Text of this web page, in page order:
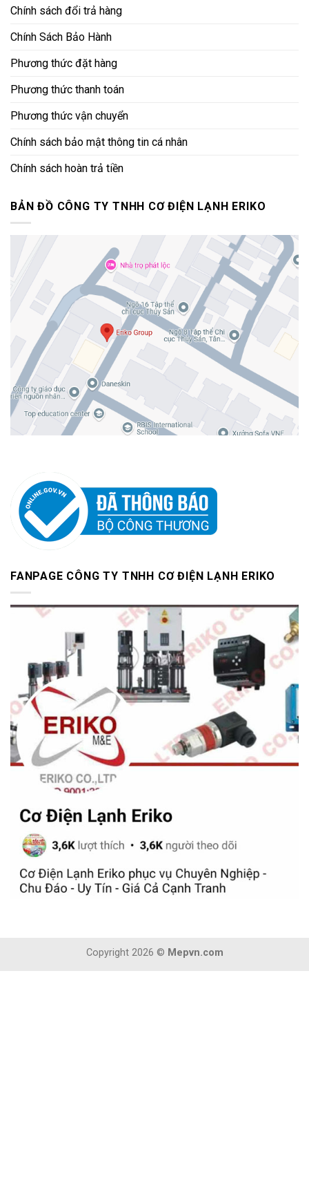
Chính sách đổi trả hàng
Chính Sách Bảo Hành
Phương thức đặt hàng
Phương thức thanh toán
Phương thức vận chuyển
Chính sách bảo mật thông tin cá nhân
Chính sách hoàn trả tiền
BẢN ĐỒ CÔNG TY TNHH CƠ ĐIỆN LẠNH ERIKO
FANPAGE CÔNG TY TNHH CƠ ĐIỆN LẠNH ERIKO
Copyright 2026 © Mepvn.com